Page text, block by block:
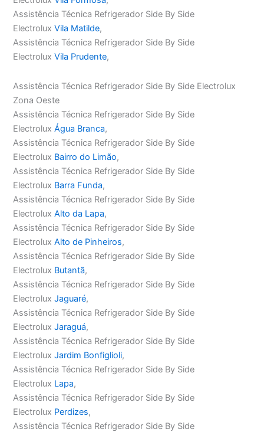
Assistência Técnica Refrigerador Side By Side
ElectroluxVila Matilde,
Assistência Técnica Refrigerador Side By Side
ElectroluxVila Prudente,
Assistência Técnica Refrigerador Side By Side Electrolux
Zona Oeste
Assistência Técnica Refrigerador Side By Side
ElectroluxÁgua Branca,
Assistência Técnica Refrigerador Side By Side
Electrolux Bairro do Limão,
Assistência Técnica Refrigerador Side By Side
Electrolux Barra Funda,
Assistência Técnica Refrigerador Side By Side
ElectroluxAlto da Lapa,
Assistência Técnica Refrigerador Side By Side
ElectroluxAlto de Pinheiros,
Assistência Técnica Refrigerador Side By Side
Electrolux Butantã,
Assistência Técnica Refrigerador Side By Side
ElectroluxJaguaré,
Assistência Técnica Refrigerador Side By Side
ElectroluxJaraguá,
Assistência Técnica Refrigerador Side By Side
ElectroluxJardim Bonfiglioli,
Assistência Técnica Refrigerador Side By Side
Electrolux Lapa,
Assistência Técnica Refrigerador Side By Side
Electrolux Perdizes,
Assistência Técnica Refrigerador Side By Side